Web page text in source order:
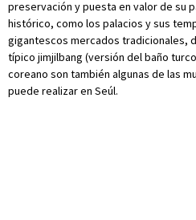
preservación y puesta en valor de su
histórico, como los palacios y sus
gigantescos mercados tradicionales,
típico jimjilbang (versión del baño
coreano son también algunas de las
puede realizar en Seúl.